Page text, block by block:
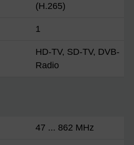
(H.265)
1
HD-TV, SD-TV, DVB-
Radio
47 ... 862 MHz